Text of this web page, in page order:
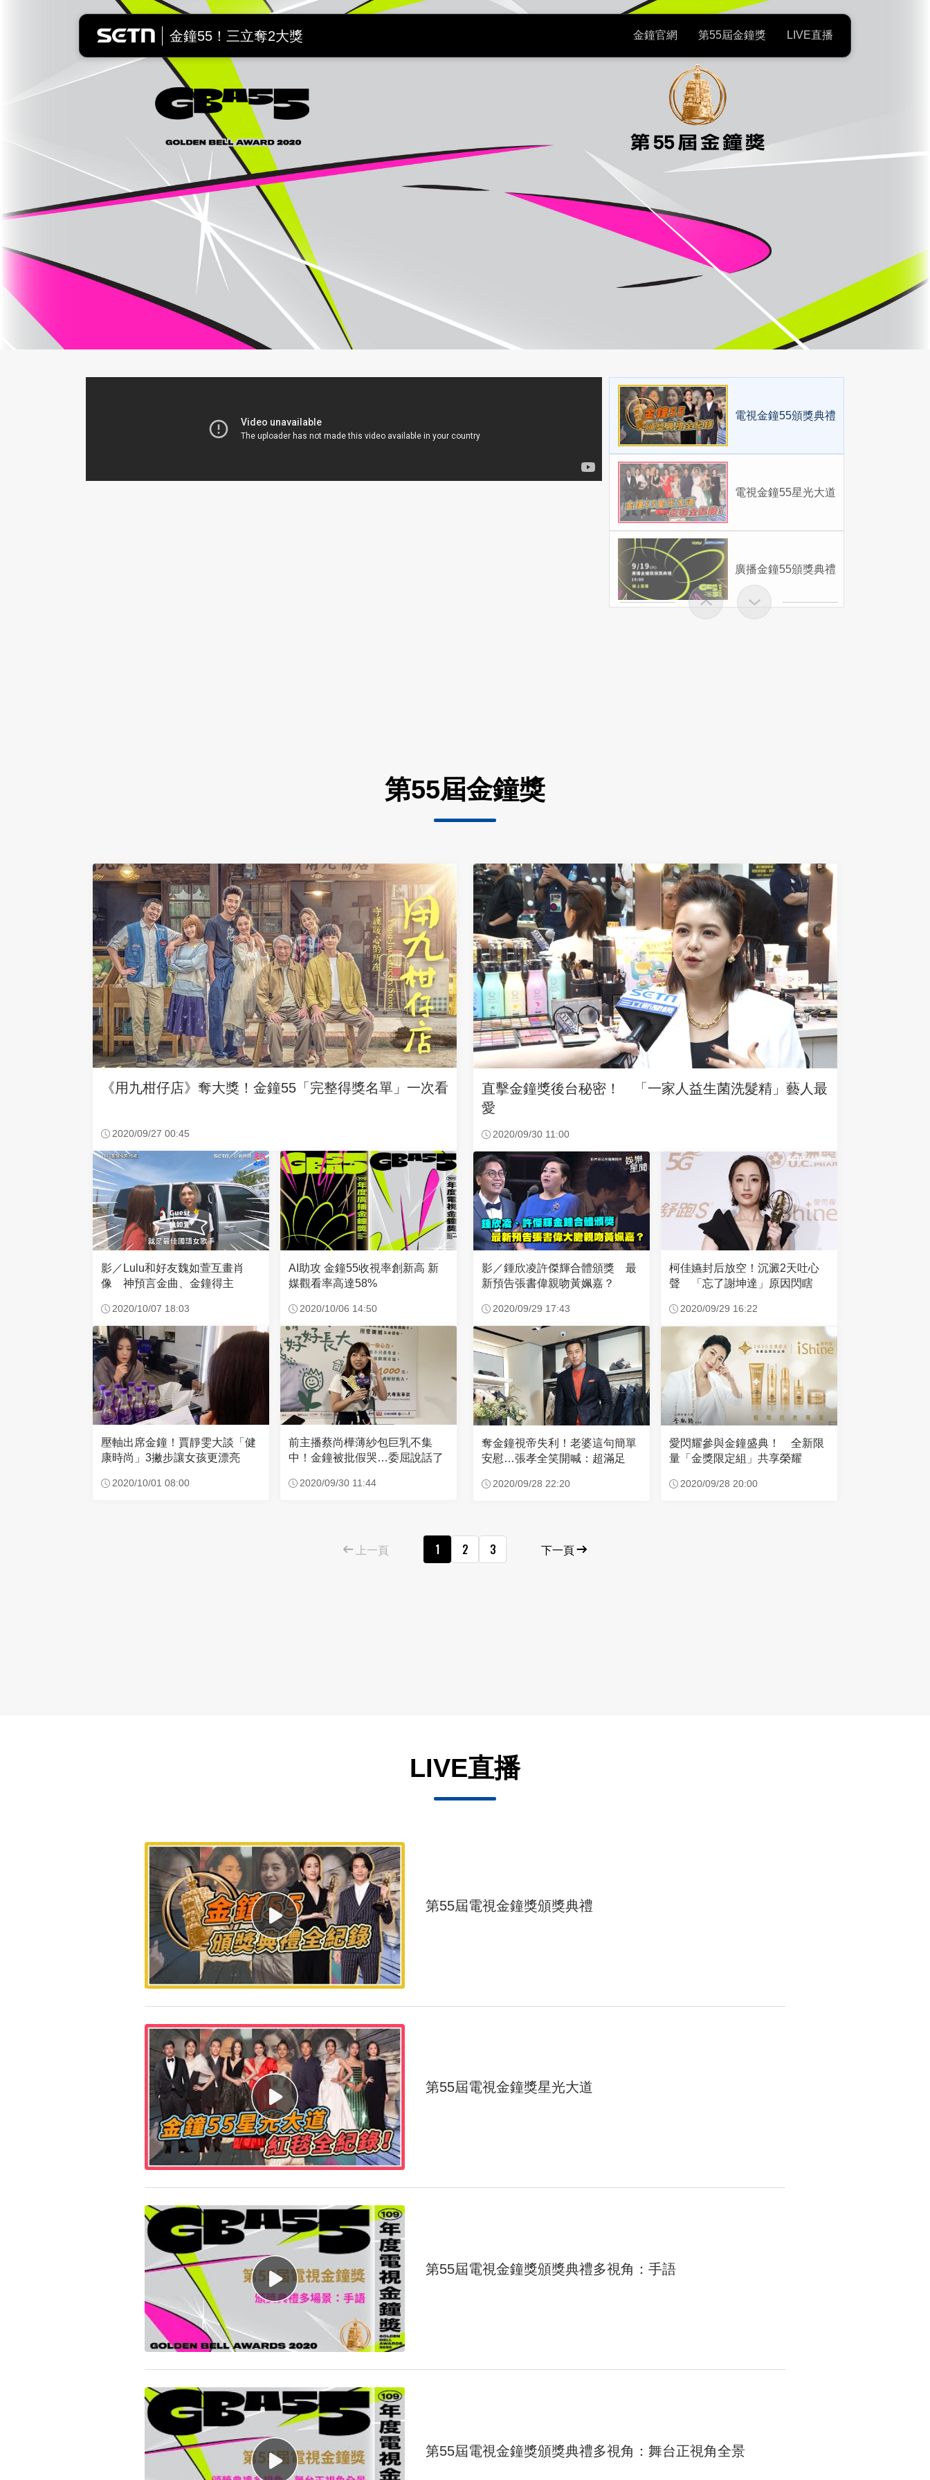
金鐘獎直播 | 第55屆廣播電視金鐘獎 頒獎典禮、星光大道Live現場直播 | 廣播金鐘獎9/19頒獎
金鐘55！三立奪2大獎 金鐘官網 第55屆金鐘獎 LIVE直播
電視金鐘55頒獎典禮
電視金鐘55星光大道
廣播金鐘55頒獎典禮
第55屆金鐘獎
《用九柑仔店》奪大獎！金鐘55「完整得獎名單」一次看
2020/09/27 00:45
影／Lulu和好友魏如萱互畫肖
像 神預言金曲、金鐘得主
2020/10/07 18:03
AI助攻 金鐘55收視率創新高 新
媒觀看率高達58%
2020/10/06 14:50
壓軸出席金鐘！賈靜雯大談「健
康時尚」3撇步讓女孩更漂亮
2020/10/01 08:00
前主播蔡尚樺薄紗包巨乳不集
中！金鐘被批假哭…委屈說話了
2020/09/30 11:44
直擊金鐘獎後台秘密！ 「一家人益生菌洗髮精」藝人最
愛
2020/09/30 11:00
影／鍾欣凌許傑輝合體頒獎 最
新預告張書偉親吻黃姵嘉？
2020/09/29 17:43
柯佳嬿封后放空！沉澱2天吐心
聲 「忘了謝坤達」原因閃瞎
2020/09/29 16:22
奪金鐘視帝失利！老婆這句簡單
安慰…張孝全笑開喊：超滿足
2020/09/28 22:20
愛閃耀參與金鐘盛典！ 全新限
量「金獎限定組」共享榮耀
2020/09/28 20:00
上一頁 1 2 3 下一頁
LIVE直播
第55屆電視金鐘獎頒獎典禮
第55屆電視金鐘獎星光大道
第55屆電視金鐘獎頒獎典禮多視角：手語
第55屆電視金鐘獎頒獎典禮多視角：舞台正視角全景